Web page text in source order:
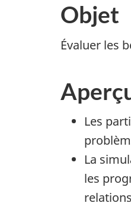
Objet
Évaluer les
Les
La
les